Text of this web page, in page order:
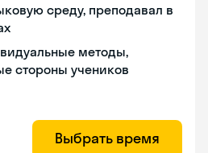
среду, преподавал в
методы,
стороны учеников
Выбрать время